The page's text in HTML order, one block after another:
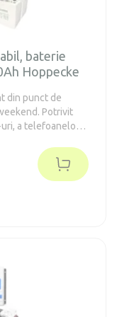
baterie
Hoppecke
din punct de
Potrivit
a telefoanelor
la 130 de litri
Sistemul nu